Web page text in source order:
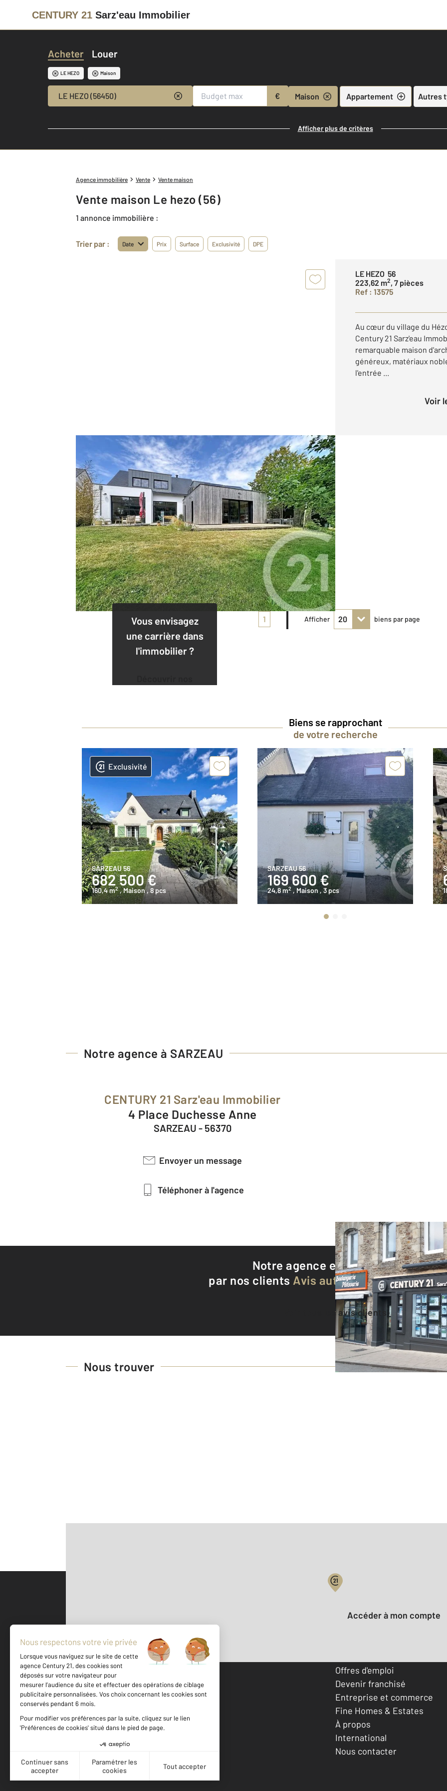
CENTURY 21 Sarz'eau Immobilier
Acheter Louer
LE HEZO Maison
LE HEZO (56450) € Maison Appartement Autres
Afficher plus de critères
Agence immobilière Vente Vente maison
Vente maison Le hezo (56)
1 annonce immobilière :
Trier par : Date Prix Surface Exclusivité DPE
LE HEZO 56
223,62 m2, 7 pièces
Ref : 13575
Au cœur du village du
Century 21 Sarz'eau
remarquable maison
généreux, matériaux
l'entrée ...
Voir
Vous envisagez
une carrière dans
l'immobilier ?
1 Afficher biens par page
Biens se rapprochant
de votre recherche
Exclusivité
SARZEAU 56
682 500 €
160,4 m2 , Maison, 8 pcs
SARZEAU 56
169 600 €
24,8 m2 , Maison , 3 pcs
Notre agence à SARZEAU
CENTURY 21 Sarz'eau Immobilier
4 Place Duchesse Anne
SARZEAU - 56370
Envoyer un message
Téléphoner à l'agence
Notre agence est notée9,4/10
par nos clients Avis authentifiés par
Voir tous les avis clients
Nous trouver
500 m ©Mappy
Votre compte :
Accéder à mon compte
Votre agence est notée
Achat
10
Location
Offres d'emploi
Devenir franchisé
Entreprise et commerce
Fine Homes & Estates
À propos
International
Nous contacter